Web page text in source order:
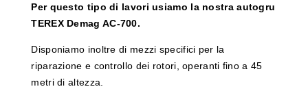
Per questo tipo di lavori usiamo la nostra autogru
TEREX Demag AC-700.
Disponiamo inoltre di mezzi specifici per la
riparazione e controllo dei rotori, operanti fino a 45
metri di altezza.